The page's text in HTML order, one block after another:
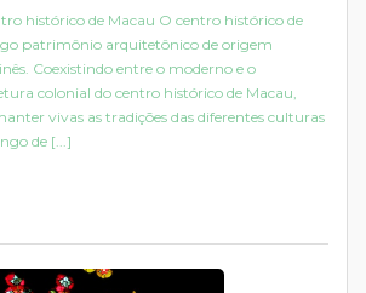
histórico de Macau O centro histórico de
patrimônio arquitetônico de origem
Coexistindo entre o moderno e o
colonial do centro histórico de Macau,
vivas as tradições das diferentes culturas
de [...]